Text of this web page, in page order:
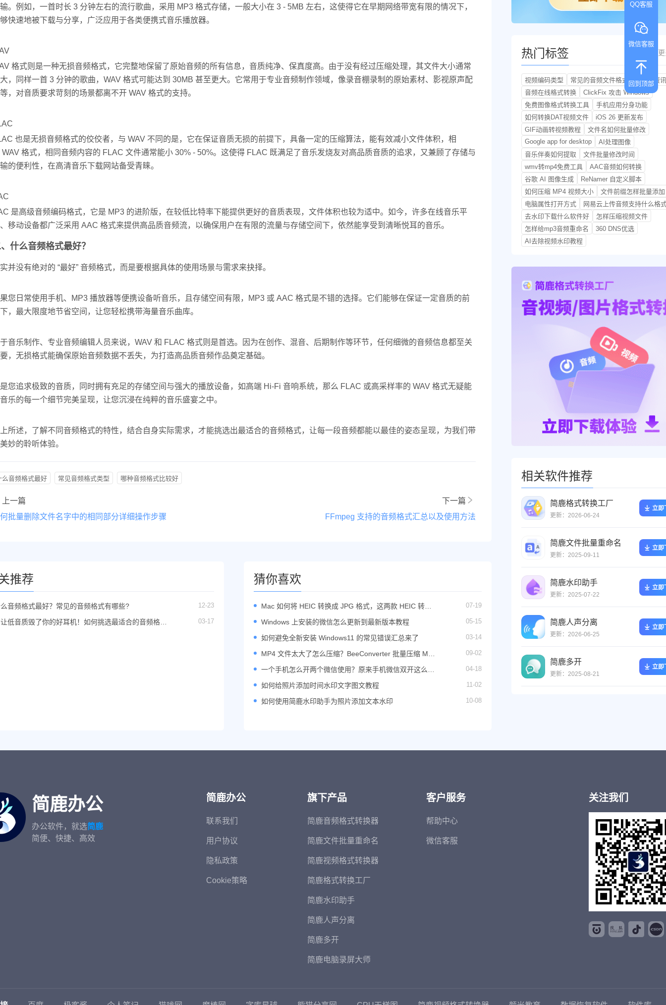
。例如，一首时长 3 分钟左右的流行歌曲，采用 MP3 格式存储，一般大小在 3 - 5MB 左右，这使得它在早期网络带宽有限的情况下，
快速地被下载与分享，广泛应用于各类便携式音乐播放器。
格式则是一种无损音频格式，它完整地保留了原始音频的所有信息，音质纯净、保真度高。由于没有经过压缩处理，其文件大小通常
，同样一首 3 分钟的歌曲，WAV 格式可能达到 30MB 甚至更大。它常用于专业音频制作领域，像录音棚录制的原始素材、影视原声配
，对音质要求苛刻的场景都离不开 WAV 格式的支持。
也是无损音频格式的佼佼者，与 WAV 不同的是，它在保证音质无损的前提下，具备一定的压缩算法，能有效减小文件体积，相
WAV 格式，相同音频内容的 FLAC 文件通常能小 30% - 50%。这使得 FLAC 既满足了音乐发烧友对高品质音质的追求，又兼顾了存储与
的便利性，在高清音乐下载网站备受青睐。
是高级音频编码格式，它是 MP3 的进阶版，在较低比特率下能提供更好的音质表现，文件体积也较为适中。如今，许多在线音乐平
移动设备都广泛采用 AAC 格式来提供高品质音频流，以确保用户在有限的流量与存储空间下，依然能享受到清晰悦耳的音乐。
什么音频格式最好？
并没有绝对的 “最好” 音频格式，而是要根据具体的使用场景与需求来抉择。
您日常使用手机、MP3 播放器等便携设备听音乐，且存储空间有限，MP3 或 AAC 格式是不错的选择。它们能够在保证一定音质的前
，最大限度地节省空间，让您轻松携带海量音乐曲库。
音乐制作、专业音频编辑人员来说，WAV 和 FLAC 格式则是首选。因为在创作、混音、后期制作等环节，任何细微的音频信息都至关
，无损格式能确保原始音频数据不丢失，为打造高品质音频作品奠定基础。
您追求极致的音质，同时拥有充足的存储空间与强大的播放设备，如高端 Hi-Fi 音响系统，那么 FLAC 或高采样率的 WAV 格式无疑能
乐的每一个细节完美呈现，让您沉浸在纯粹的音乐盛宴之中。
所述，了解不同音频格式的特性，结合自身实际需求，才能挑选出最适合的音频格式，让每一段音频都能以最佳的姿态呈现，为我们带
妙的聆听体验。
么音频格式最好 常见音频格式类型 哪种音频格式比较好
上一篇
批量删除文件名字中的相同部分详细操作步骤
下一篇
FFmpeg 支持的音频格式汇总以及使用方法
推荐
音频格式最好？常见的音频格式有哪些? 12-23
低音质毁了你的好耳机！如何挑选最适合的音频格
03-17
猜你喜欢
Mac 如何将 HEIC 转换成 JPG 格式，这两款 HEIC 转换
07-19
Windows 上安装的微信怎么更新到最新版本教程 05-15
如何避免全新安装 Windows11 的常见错误汇总来了 03-14
MP4 文件太大了怎么压缩？BeeConverter 批量压缩 MP
09-02
一个手机怎么开两个微信使用？原来手机微信双开这么简
04-18
如何给照片添加时间水印文字图文教程 11-02
如何使用简鹿水印助手为照片添加文本水印 10-08
热门标签
视频编码类型 常见的音频文件格式
Apple 资讯
音频在线格式转换
ClickFix 攻击 Windows
免费图像格式转换工具
手机应用分身功能
如何转换DAT视频文件
iOS 26 更新发布
GIF动画转视频教程
文件名如何批量修改
Google app for desktop
AI处理图像
音乐伴奏如何提取
文件批量修改时间
wmv转mp4免费工具
AAC音频如何转换
谷歌 AI 图像生成
ReNamer 自定义脚本
如何压缩 MP4 视频大小
文件前缀怎样批量添加
电脑属性打开方式
网易云上传音频支持什么格
去水印下载什么软件好
怎样压缩视频文件
怎样给mp3音频重命名
360 DNS优选
AI去除视频水印教程
相关软件推荐
简鹿格式转换工厂
更新：2026-06-24
立即
简鹿文件批量重命名
更新：2025-09-11
立即
简鹿水印助手
更新：2025-07-22
立即
简鹿人声分离
更新：2026-06-25
立即
简鹿多开
更新：2025-08-21
立即
简鹿办公
办公软件，就选简鹿
简便、快捷、高效
简鹿办公
联系我们
用户协议
隐私政策
Cookie策略
旗下产品
简鹿音频格式转换器
简鹿文件批量重命名
简鹿视频格式转换器
简鹿格式转换工厂
简鹿水印助手
简鹿人声分离
简鹿多开
简鹿电脑录屏大师
客户服务
帮助中心
微信客服
关注我们
QQ客服
微信客服
回到顶部